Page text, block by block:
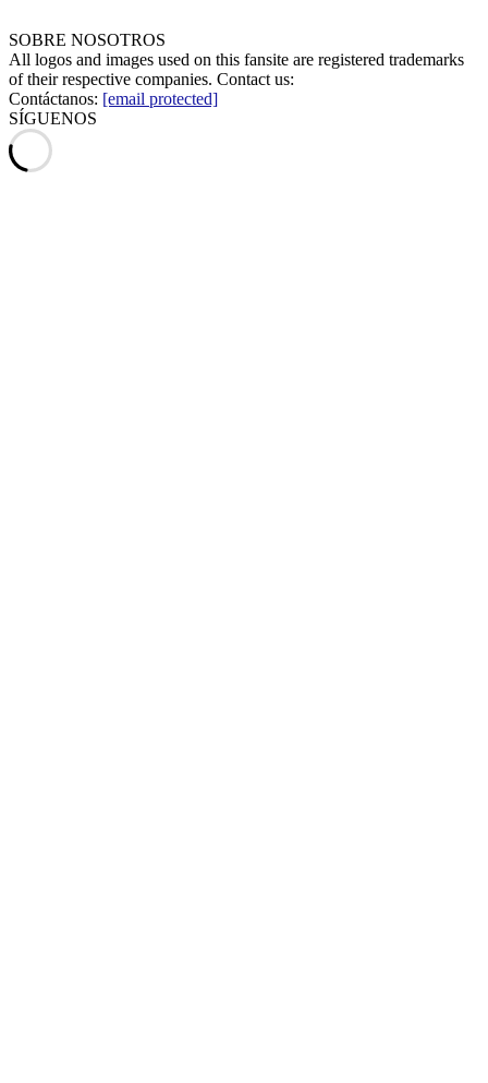
SOBRE NOSOTROS
All logos and images used on this fansite are registered trademarks
of their respective companies. Contact us:
Contáctanos: [email protected]
SÍGUENOS